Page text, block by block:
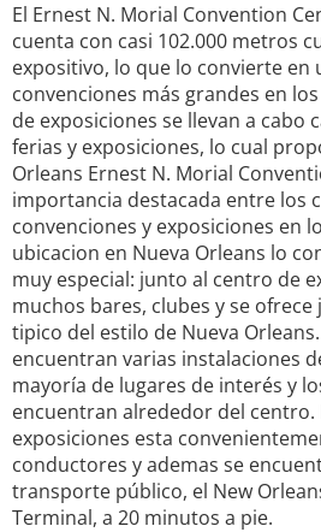
El Ernest N. Morial Convention
cuenta con casi 102.000 metros
expositivo, lo que lo convierte en
convenciones más grandes en los
de exposiciones se llevan a cabo
ferias y exposiciones, lo cual
Orleans Ernest N. Morial
importancia destacada entre los
convenciones y exposiciones en
ubicacion en Nueva Orleans lo
muy especial: junto al centro de
muchos bares, clubes y se ofrece
tipico del estilo de Nueva
encuentran varias instalaciones
mayoría de lugares de interés y
encuentran alrededor del centro.
exposiciones esta
conductores y ademas se
transporte público, el New
Terminal, a 20 minutos a pie.